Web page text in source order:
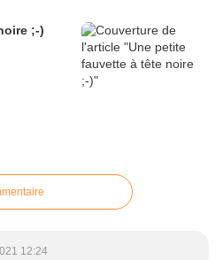
;-)
12:24